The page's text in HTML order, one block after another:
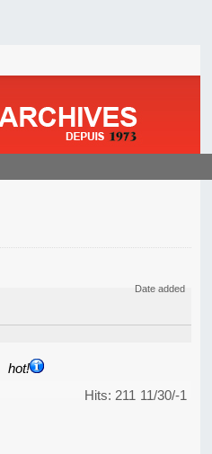
Date added
hot!
11/30/-1
Hits: 211